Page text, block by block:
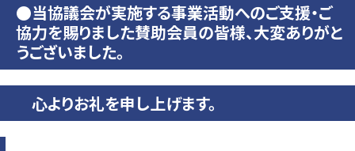
●当協議会が実施する事業活動へのご支援・ご
協力を賜りました賛助会員の皆様、大変ありがと
うございました。
心よりお礼を申し上げます。